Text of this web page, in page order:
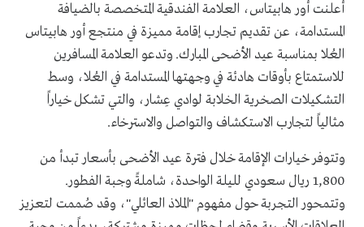
أعلنت أور هابيتاس، العلامة الفندقية المتخصصة بالضيافة
المستدامة، عن تقديم تجارب إقامة مميزة في منتجع أور هابيتاس
العُلا بمناسبة عيد الأضحى المبارك. وتدعو العلامة المسافرين
للاستمتاع بأوقات هادئة في وجهتها المستدامة في العُلا، وسط
التشكيلات الصخرية الخلابة لوادي عِشار، والتي تشكل خياراً
مثالياً لتجارب الاستكشاف والتواصل والاسترخاء.
وتتوفر خيارات الإقامة خلال فترة عيد الأضحى بأسعار تبدأ من
1,800 ريال سعودي لليلة الواحدة، شاملةً وجبة الفطور.
وتتمحور التجربة حول مفهوم "الملاذ العائلي"، وقد صُممت لتعزيز